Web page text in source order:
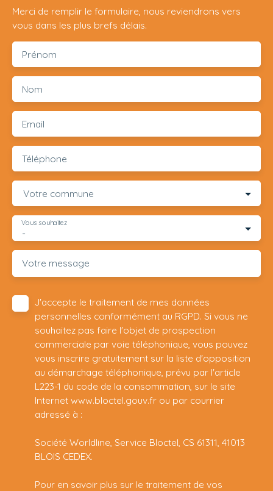
Merci de remplir le formulaire, nous reviendrons vers
vous dans les plus brefs délais.
Prénom
Nom
Email
Téléphone
Votre commune
-
Vous souhaitez
Votre message
J'accepte le traitement de mes données
personnelles conformément au RGPD. Si vous ne
souhaitez pas faire l'objet de prospection
commerciale par voie téléphonique, vous pouvez
vous inscrire gratuitement sur la liste d'opposition
au démarchage téléphonique, prévu par l'article
L223-1 du code de la consommation, sur le site
Internet www.bloctel.gouv.fr ou par courrier
adressé à :
Société Worldline, Service Bloctel, CS 61311, 41013
BLOIS CEDEX.
Pour en savoir plus sur le traitement de vos